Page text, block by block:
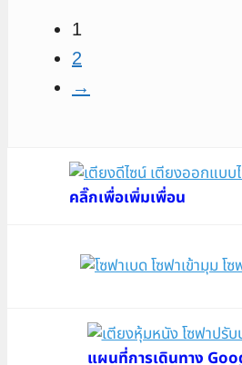
1
2
→
คลิ๊กเพื่อเพิ่มเพื่อน
แผนที่การเดินทาง